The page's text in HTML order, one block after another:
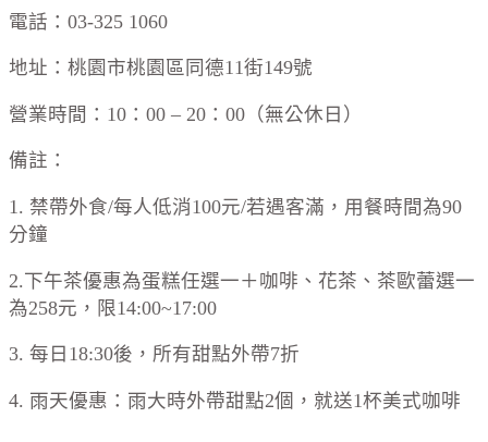
電話：03-325 1060
地址：桃園市桃園區同德11街149號
營業時間：10：00 – 20：00（無公休日）
備註：
1. 禁帶外食/每人低消100元/若遇客滿，用餐時間為90
分鐘
2.下午茶優惠為蛋糕任選一＋咖啡、花茶、茶歐蕾選一
為258元，限14:00~17:00
3. 每日18:30後，所有甜點外帶7折
4. 雨天優惠：雨大時外帶甜點2個，就送1杯美式咖啡